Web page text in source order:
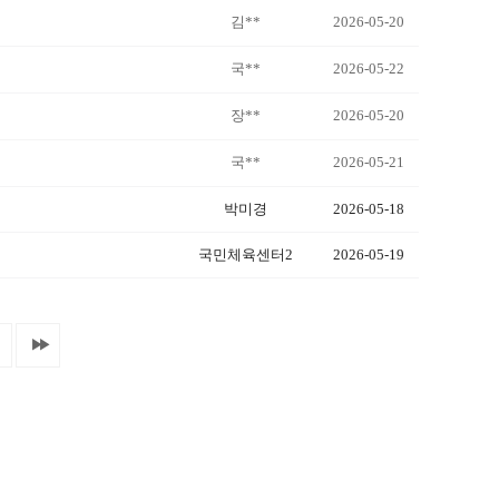
김** 2026-05-20
국** 2026-05-22
장** 2026-05-20
국** 2026-05-21
박미경 2026-05-18
국민체육센터2 2026-05-19